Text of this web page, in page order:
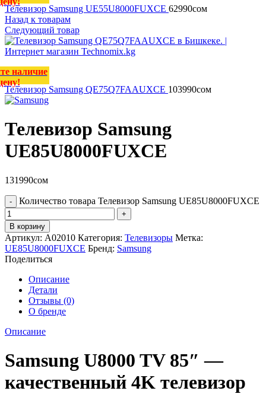
Телевизор Samsung UE55U8000FUXCE 62990сом
Назад к товарам
Следующий товар
наличие
Телевизор Samsung QE75Q7FAAUXCE 103990сом
Телевизор Samsung
UE85U8000FUXCE
131990сом
Количество товара Телевизор Samsung UE85U8000FUXCE
В корзину
Артикул: А02010 Категория: Телевизоры Метка:
UE85U8000FUXCE Бренд: Samsung
Поделиться
Описание
Детали
Отзывы (0)
О бренде
Описание
Samsung U8000 TV 85″ —
качественный 4K телевизор